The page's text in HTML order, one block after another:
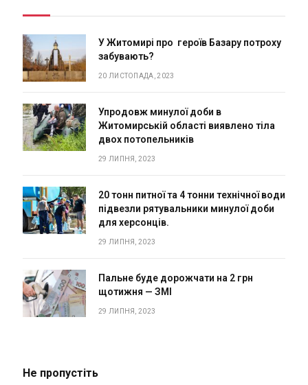
У Житомирі про героїв Базару потроху
забувають?
20 ЛИСТОПАДА, 2023
Упродовж минулої доби в
Житомирській області виявлено тіла
двох потопельників
29 ЛИПНЯ, 2023
20 тонн питної та 4 тонни технічної води
підвезли рятувальники минулої доби
для херсонців.
29 ЛИПНЯ, 2023
Пальне буде дорожчати на 2 грн
щотижня — ЗМІ
29 ЛИПНЯ, 2023
Не пропустіть